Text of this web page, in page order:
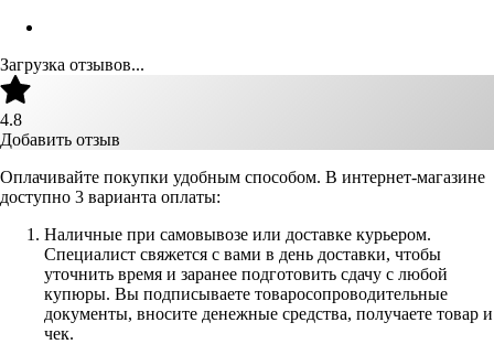
Загрузка отзывов...
4.8
Добавить отзыв
Оплачивайте покупки удобным способом. В интернет-магазине
доступно 3 варианта оплаты:
Наличные при самовывозе или доставке курьером.
Специалист свяжется с вами в день доставки, чтобы
уточнить время и заранее подготовить сдачу с любой
купюры. Вы подписываете товаросопроводительные
документы, вносите денежные средства, получаете товар и
чек.